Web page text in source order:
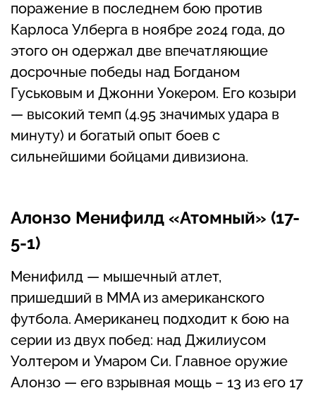
поражение в последнем бою против
Карлоса Улберга в ноябре 2024 года, до
этого он одержал две впечатляющие
досрочные победы над Богданом
Гуськовым и Джонни Уокером. Его козыри
— высокий темп (4.95 значимых удара в
минуту) и богатый опыт боев с
сильнейшими бойцами дивизиона.
Алонзо Менифилд «Атомный» (17-
5-1)
Менифилд — мышечный атлет,
пришедший в ММА из американского
футбола. Американец подходит к бою на
серии из двух побед: над Джилиусом
Уолтером и Умаром Си. Главное оружие
Алонзо — его взрывная мощь – 13 из его 17